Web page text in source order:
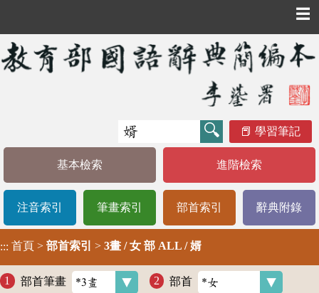
☰
學習筆記
基本檢索 進階檢索
注音索引 筆畫索引 部首索引 辭典附錄
::: 首頁 > 部首索引 > 3畫 / 女 部 ALL / 婿
部首筆畫 部首